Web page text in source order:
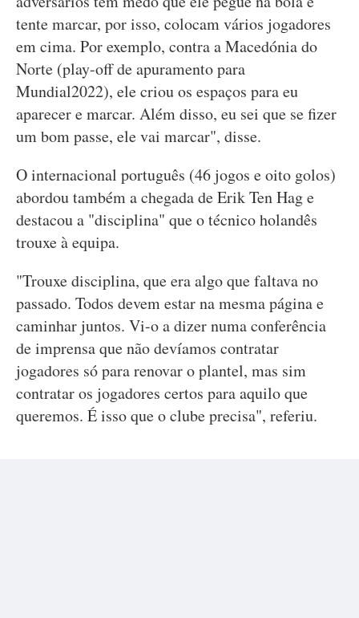
tente marcar, por isso, colocam vários jogadores
em cima. Por exemplo, contra a Macedónia do
Norte (play-off de apuramento para
Mundial2022), ele criou os espaços para eu
aparecer e marcar. Além disso, eu sei que se fizer
um bom passe, ele vai marcar", disse.
O internacional português (46 jogos e oito golos)
abordou também a chegada de Erik Ten Hag e
destacou a "disciplina" que o técnico holandês
trouxe à equipa.
"Trouxe disciplina, que era algo que faltava no
passado. Todos devem estar na mesma página e
caminhar juntos. Vi-o a dizer numa conferência
de imprensa que não devíamos contratar
jogadores só para renovar o plantel, mas sim
contratar os jogadores certos para aquilo que
queremos. É isso que o clube precisa", referiu.